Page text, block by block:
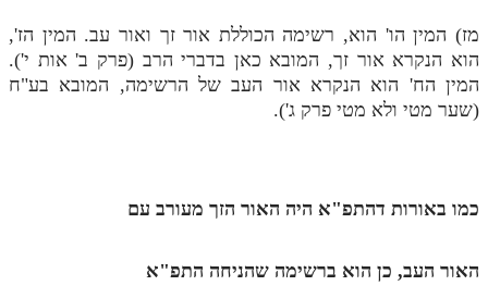
דף היומי בזוהר הקדוש
מז) המין הו' הוא, רשימה הכוללת אור זך ואור עב. המין הז',
הוא הנקרא אור זך, המובא כאן בדברי הרב (פרק ב' אות י').
המין הח' הוא הנקרא אור העב של הרשימה, המובא בע"ח
(שער מטי ולא מטי פרק ג').
כמו באורות דהתפ"א היה האור הזך מעורב עם
האור העב, כן הוא ברשימה שהניחה התפ"א